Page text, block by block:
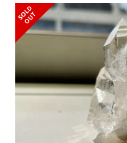
S
O
L
D
O
U
T